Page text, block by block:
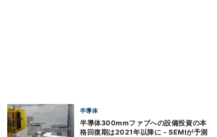
半導体
半導体300mmファブへの設備投資の本
格回復期は2021年以降に - SEMIが予測